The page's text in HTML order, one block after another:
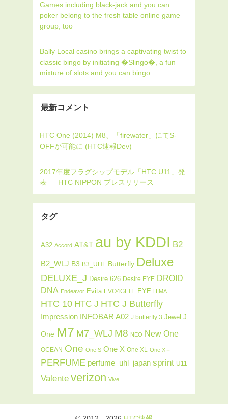
Games including black-jack and you can
poker belong to the fresh table online game
group, too
Bally Local casino brings a captivating twist to
classic bingo by initiating �Slingo�, a fun
mixture of slots and you can bingo
最新コメント
タグ
A32 Accord AT&T au by KDDI B2
B2_WLJ B3 B3_UHL Butterfly Deluxe
DELUXE_J Desire 626 Desire EYE DROID
DNA Endeavor Evita EVO4GLTE EYE HIMA
HTC 10 HTC J HTC J Butterfly
Impression INFOBAR A02 J butterfly 3 Jewel J
One M7 M7_WLJ M8 NEO New One
OCEAN One One S One X One XL One X＋
PERFUME perfume_uhl_japan sprint U11
Valente verizon Vive